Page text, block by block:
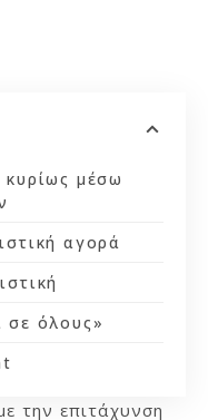
μέσω
αγορά
σε όλους»
την επιτάχυνση